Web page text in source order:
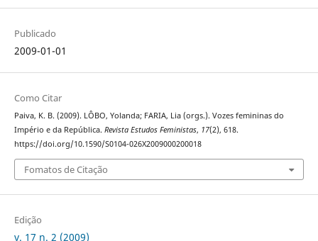
Publicado
2009-01-01
Como Citar
Paiva, K. B. (2009). LÔBO, Yolanda; FARIA, Lia (orgs.). Vozes femininas do
Império e da República. Revista Estudos Feministas, 17(2), 618.
https://doi.org/10.1590/S0104-026X2009000200018
Fomatos de Citação
Edição
v. 17 n. 2 (2009)